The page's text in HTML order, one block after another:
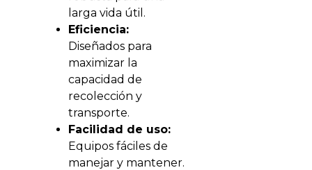
larga vida útil.
Eficiencia:
Diseñados para
maximizar la
capacidad de
recolección y
transporte.
Facilidad de uso:
Equipos fáciles de
manejar y mantener.